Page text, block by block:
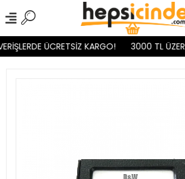
ÜCRETSİZ KARGO! 3000 TL